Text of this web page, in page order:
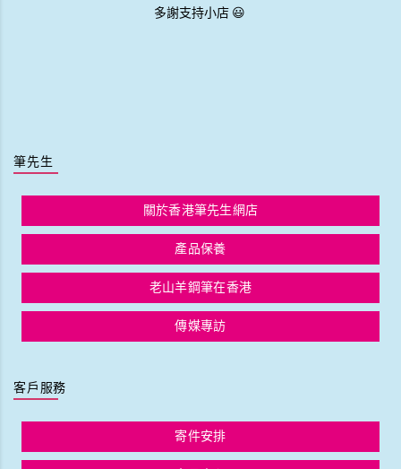
多謝支持小店 😃
筆先生
關於香港筆先生網店
產品保養
老山羊鋼筆在香港
傳媒專訪
客戶服務
寄件安排